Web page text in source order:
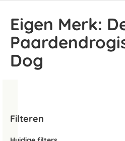
Eigen Merk:
Dog
Filteren